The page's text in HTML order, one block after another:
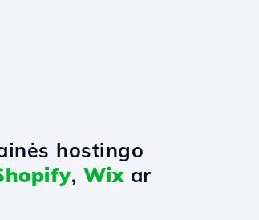
hostingo
, Wixar